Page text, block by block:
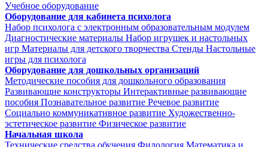
Учебное оборудование
Оборудование для кабинета психолога
Набор психолога с электронным образовательным модулем
Диагностические материалы Набор игрушек и настольных
игр Материалы для детского творчества Стенды Настольные
игры для психолога
Оборудование для дошкольных организаций
Методические пособия для дошкольного образования
Развивающие конструкторы Интерактивные развивающие
пособия Познавательное развитие Речевое развитие
Социально коммуникативное развитие Художественно-
эстетическое развитие Физическое развитие
Начальная школа
Технические средства обучения Филология Математика и